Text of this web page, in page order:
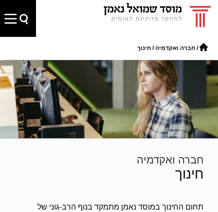
/ חברה ואקדמיה/ חינוך
חברה ואקדמיה
חינוך
תחום החינוך במוסד נאמן מתמקד בנוף הרב-גוני של